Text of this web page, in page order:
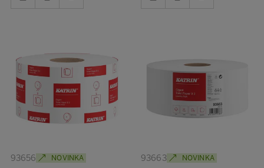
93656 NOVINKA 93663 NOVINKA